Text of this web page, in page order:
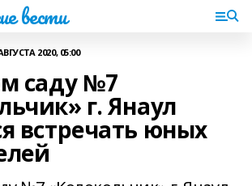
вести
2020, 05:00
саду №7
г. Янаул
встречать юных